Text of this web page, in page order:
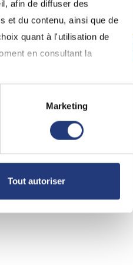
afin de diffuser des
et du contenu, ainsi que de
quant à l'utilisation de
en consultant la
mètres près
(empreintes
Marketing
Tout autoriser
avoir pris connaissance.